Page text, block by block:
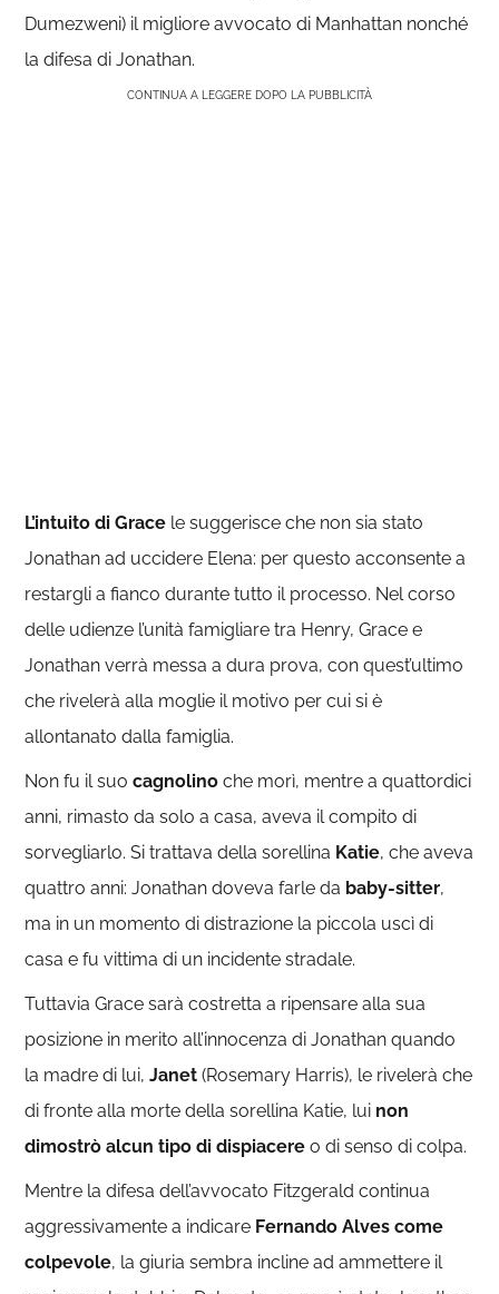
Dumezweni) il migliore avvocato di Manhattan nonché
la difesa di Jonathan.
CONTINUA A LEGGERE DOPO LA PUBBLICITÀ
L’intuito di Grace le suggerisce che non sia stato
Jonathan ad uccidere Elena: per questo acconsente a
restargli a fianco durante tutto il processo. Nel corso
delle udienze l’unità famigliare tra Henry, Grace e
Jonathan verrà messa a dura prova, con quest’ultimo
che rivelerà alla moglie il motivo per cui si è
allontanato dalla famiglia.
Non fu il suocagnolino che morì, mentre a quattordici
anni, rimasto da solo a casa, aveva il compito di
sorvegliarlo. Si trattava della sorellina Katie, che aveva
quattro anni: Jonathan doveva farle da baby-sitter,
ma in un momento di distrazione la piccola uscì di
casa e fu vittima di un incidente stradale.
Tuttavia Grace sarà costretta a ripensare alla sua
posizione in merito all’innocenza di Jonathan quando
la madre di lui,Janet (Rosemary Harris), le rivelerà che
di fronte alla morte della sorellina Katie, lui non
dimostrò alcun tipo di dispiacere o di senso di colpa.
Mentre la difesa dell’avvocato Fitzgerald continua
aggressivamente a indicare Fernando Alves come
colpevole, la giuria sembra incline ad ammettere il